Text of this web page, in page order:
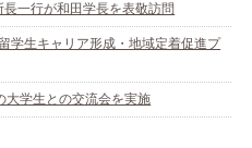
一行が和田学長を表敬訪問
学生キャリア形成・地域定着促進プ
大学生との交流会を実施